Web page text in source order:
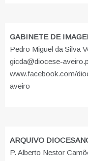
GABINETE DE
Pedro Miguel da Silva
gicda@diocese-
www.facebook.com/
aveiro
ARQUIVO
P. Alberto Nestor